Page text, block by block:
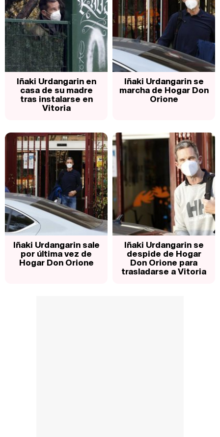
Iñaki Urdangarin en
casa de su madre
tras instalarse en
Vitoria
Iñaki Urdangarin se
marcha de Hogar Don
Orione
Iñaki Urdangarin sale
por última vez de
Hogar Don Orione
Iñaki Urdangarin se
despide de Hogar
Don Orione para
trasladarse a Vitoria